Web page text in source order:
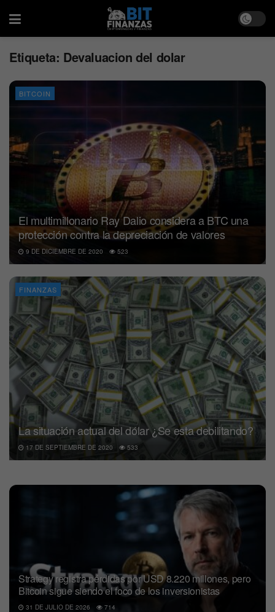
Etiqueta: Devaluacion del dolar
BITCOIN
El multimillonario Ray Dalio considera a BTC una
protección contra la depreciación de valores
9 DE DICIEMBRE DE 2020 523
FINANZAS
La situación actual del dólar ¿Se esta debilitando?
17 DE SEPTIEMBRE DE 2020 533
Strategy registra pérdidas por USD 8.220 millones, pero
Bitcoin sigue siendo el foco de los inversionistas
31 DE JULIO DE 2026 714